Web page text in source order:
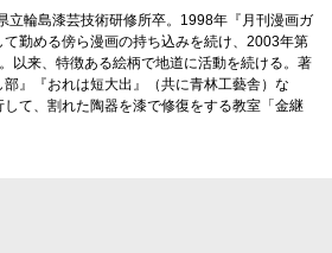
立輪島漆芸技術研修所卒。1998年『月刊漫画ガ
て勤める傍ら漫画の持ち込みを続け、2003年第
以来、特徴ある絵柄で地道に活動を続ける。著
』『おれは短大出』（共に青林工藝舎）な
て、割れた陶器を漆で修復をする教室「金継